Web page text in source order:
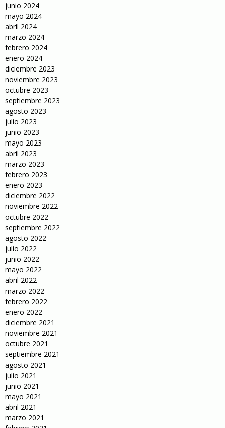
junio 2024
mayo 2024
abril 2024
marzo 2024
febrero 2024
enero 2024
diciembre 2023
noviembre 2023
octubre 2023
septiembre 2023
agosto 2023
julio 2023
junio 2023
mayo 2023
abril 2023
marzo 2023
febrero 2023
enero 2023
diciembre 2022
noviembre 2022
octubre 2022
septiembre 2022
agosto 2022
julio 2022
junio 2022
mayo 2022
abril 2022
marzo 2022
febrero 2022
enero 2022
diciembre 2021
noviembre 2021
octubre 2021
septiembre 2021
agosto 2021
julio 2021
junio 2021
mayo 2021
abril 2021
marzo 2021